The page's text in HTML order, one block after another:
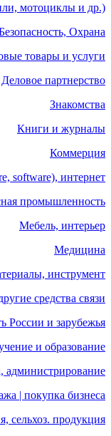
мотоциклы и др.)
Охрана
товары и услуги
Деловое партнерство
Знакомства
Книги и журналы
Коммерция
software), интернет
промышленность
Мебель, интерьер
Медицина
инструмент
средства связи
России и зарубежья
и образование
администрирование
| покупка бизнеса
сельхоз. продукция